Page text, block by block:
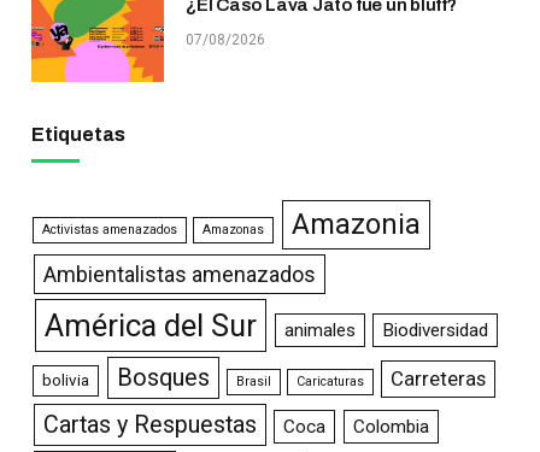
¿El Caso Lava Jato fue un bluff?
07/08/2026
Etiquetas
Activistas amenazados Amazonas Amazonia
Ambientalistas amenazados
América del Sur animales Biodiversidad
bolivia Bosques Brasil Caricaturas Carreteras
Cartas y Respuestas Coca Colombia